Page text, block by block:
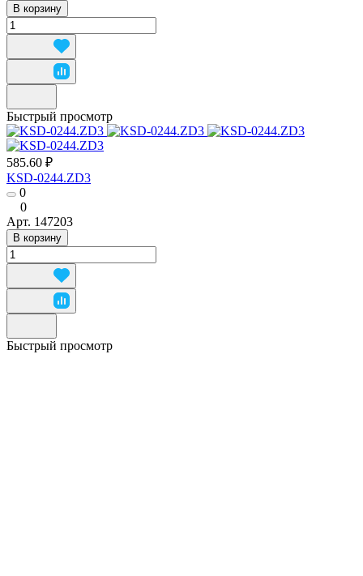
В корзину
Быстрый просмотр
585.60 ₽
KSD-0244.ZD3
0
0
Арт. 147203
В корзину
Быстрый просмотр